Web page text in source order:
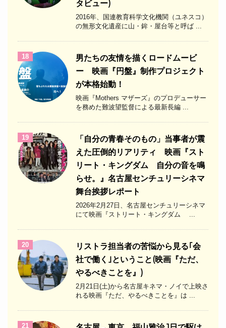
タビュー)
2016年、国連教育科学文化機関（ユネスコ）
の無形文化遺産に山・鉾・屋台等と呼ば ...
18
男たちの友情を描くロードムービ
ー 映画『円盤』制作プロジェクト
が本格始動！
映画『Mothers マザーズ』のプロデューサー
を務めた難波望監督による最新長編 ...
19
「自分の青春そのもの」当事者が震
えた圧倒的リアリティ 映画『スト
リート・キングダム 自分の音を鳴
らせ。』名古屋センチュリーシネマ
舞台挨拶レポート
2026年2月27日、名古屋センチュリーシネマ
にて映画『ストリート・キングダム ...
20
リストラ担当者の苦悩から見る｢会
社で働く｣ということ(映画『ただ、
やるべきことを』)
2月21日(土)から名古屋キネマ・ノイで上映さ
れる映画『ただ、やるべきことを』は ...
21